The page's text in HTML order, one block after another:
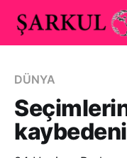
DÜNYA